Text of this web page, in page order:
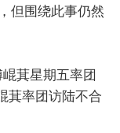
但围绕此事仍然
萁星期五率团
萁率团访陆不合